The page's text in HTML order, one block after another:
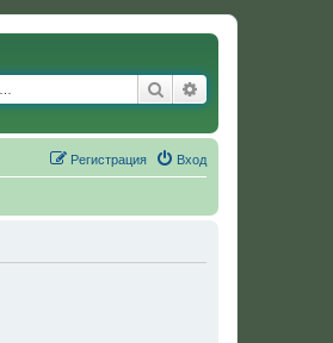
Поиск
Вход
Регистрация